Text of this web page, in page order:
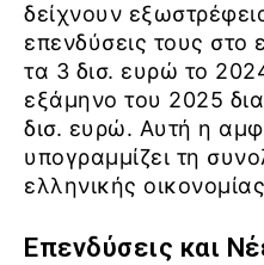
δείχνουν
επενδύσεις τους στο
τα 3 δισ. ευρώ το
εξάμηνο του 2025
δισ. ευρώ. Αυτή η
υπογραμμίζει τη
ελληνικής
Επενδύσεις και